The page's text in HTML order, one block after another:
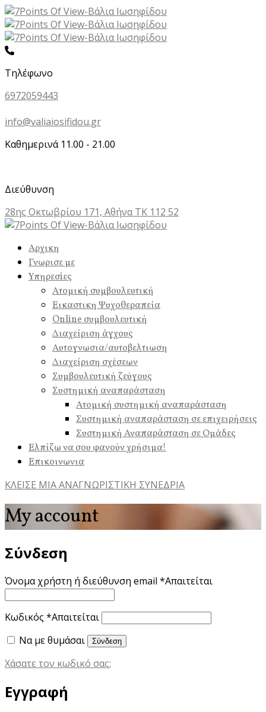
Τηλέφωνο
6972059443
info@valiaiosifidou.gr
Καθημερινά 11.00 - 21.00
Διεύθυνση
28ης Οκτωβρίου 171, Αθήνα ΤΚ 112 52
Αρχικη
Γνωρισε με
Υπηρεσiες
Ατομική συμβουλευτική
Εικαστικη Ψυχοθεραπεία
Online συμβουλευτική
Διαχείριση άγχους
Αυτογνωσια/αυτοβελτιωση
Διαχείριση σχέσεων
Συμβουλευτική ζεύγους
Συστημική αναπαράσταση
Ατομική συστημική αναπαράσταση
Συστημική αναπαράσταση σε επιχειρήσεις
Συστημική Αναπαράσταση σε Ομάδες
Ελπίζω να σου φανούν χρήσιμα!
Επικοινωνια
ΚΛΕΙΣΕ ΜΙΑ ΑΝΑΓΝΩΡΙΣΤΙΚΗ ΣΥΝΕΔΡΙΑ
My account
Σύνδεση
Όνομα χρήστη ή διεύθυνση email *Απαιτείται
Κωδικός *Απαιτείται
Να με θυμάσαι
Σύνδεση
Χάσατε τον κωδικό σας;
Εγγραφή